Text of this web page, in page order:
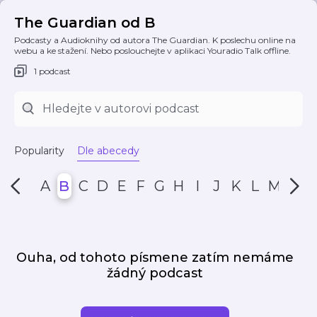
The Guardian od B
Podcasty a Audioknihy od autora The Guardian. K poslechu online na
webu a ke stažení. Nebo poslouchejte v aplikaci Youradio Talk offline.
1 podcast
Popularity Dle abecedy
A B C D E F G H I J K L M N
Ouha, od tohoto písmene zatím nemáme
žádný podcast